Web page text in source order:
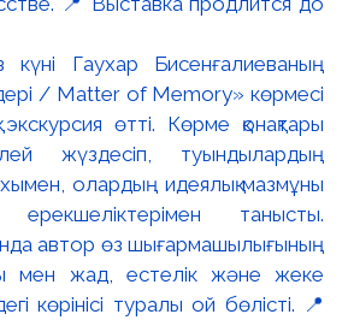
Гаухар Бисенғалиеваның
/ Matter of Memory» көрмесі
өтті. Көрме қонақтары
жүздесіп, туындылардың
олардың идеялық мазмұны
танысты.
автор өз шығармашылығының
мен жад, естелік және жеке
көрінісі туралы ой бөлісті. 📍